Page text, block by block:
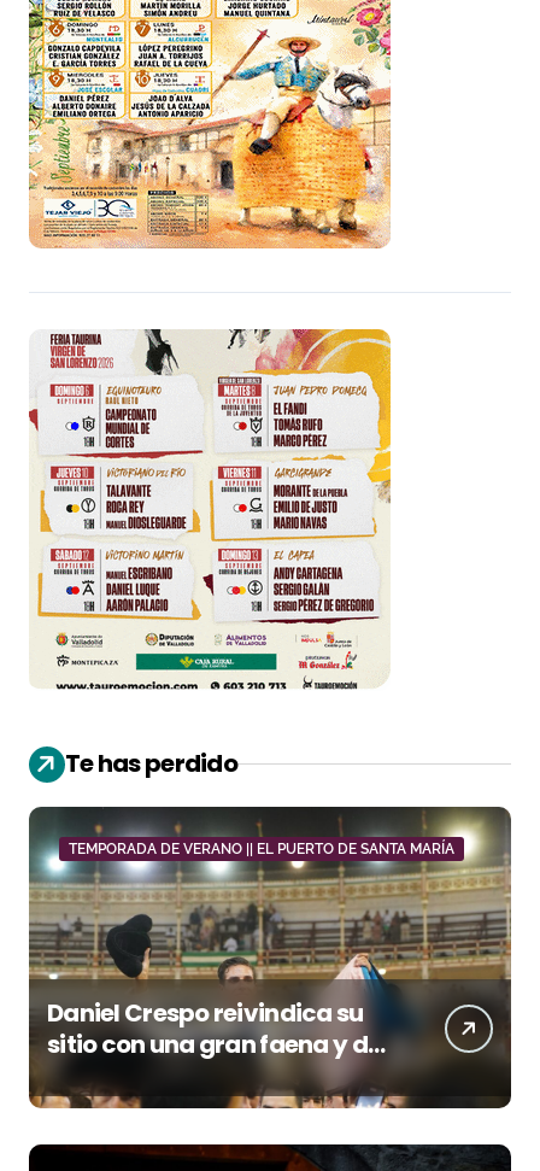
Te has perdido
TEMPORADA DE VERANO || EL PUERTO DE SANTA MARÍA
Daniel Crespo reivindica su
sitio con una gran faena y dos
orejas